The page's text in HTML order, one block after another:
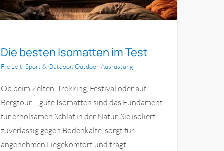
Die besten Isomatten im Test
Freizeit, Sport & Outdoor, Outdoor-Ausrüstung
Ob beim Zelten, Trekking, Festival oder auf
Bergtour – gute Isomatten sind das Fundament
für erholsamen Schlaf in der Natur. Sie isoliert
zuverlässig gegen Bodenkälte, sorgt für
angenehmen Liegekomfort und trägt